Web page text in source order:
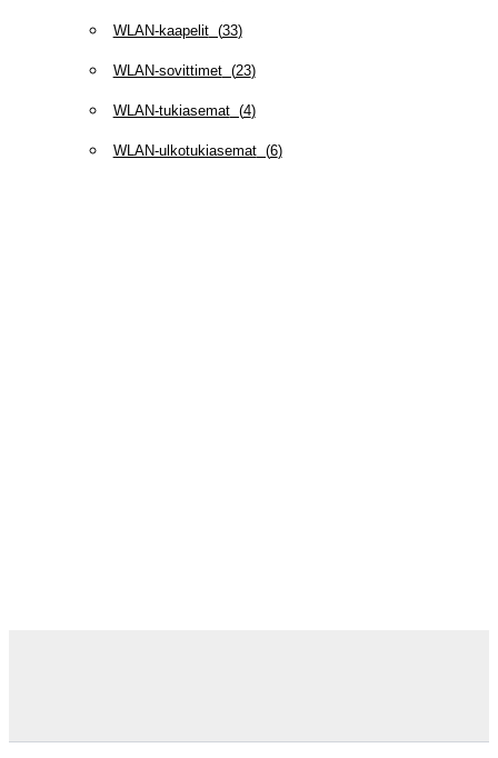
WLAN-kaapelit(33)
WLAN-sovittimet(23)
WLAN-tukiasemat(4)
WLAN-ulkotukiasemat(6)